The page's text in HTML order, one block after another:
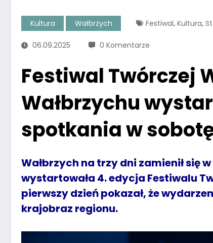
Kultura Wałbrzych Festiwal, Kultura,
06.09.2025 0 Komentarze
Festiwal Twórczej
Wałbrzychu
spotkania w
Wałbrzych na trzy dni zamienił się
wystartowała 4. edycja Festiwalu
pierwszy dzień pokazał, że
krajobraz regionu.